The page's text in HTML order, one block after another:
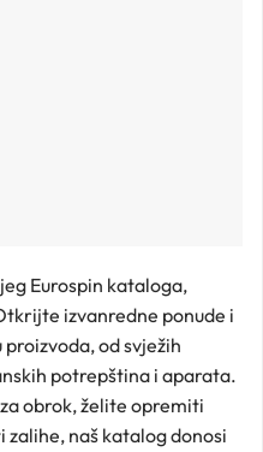
Eurospin kataloga,
izvanredne ponude i
od svježih
potrepština i aparata.
obrok, želite opremiti
naš katalog donosi